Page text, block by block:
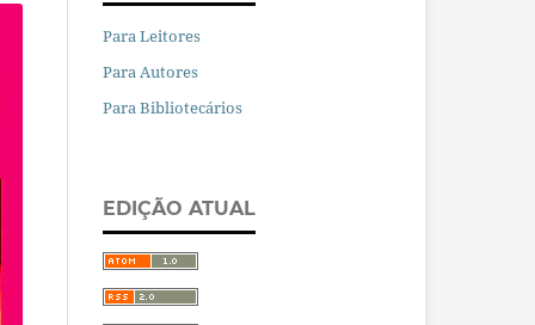
Para Leitores
Para Autores
Para Bibliotecários
EDIÇÃO ATUAL